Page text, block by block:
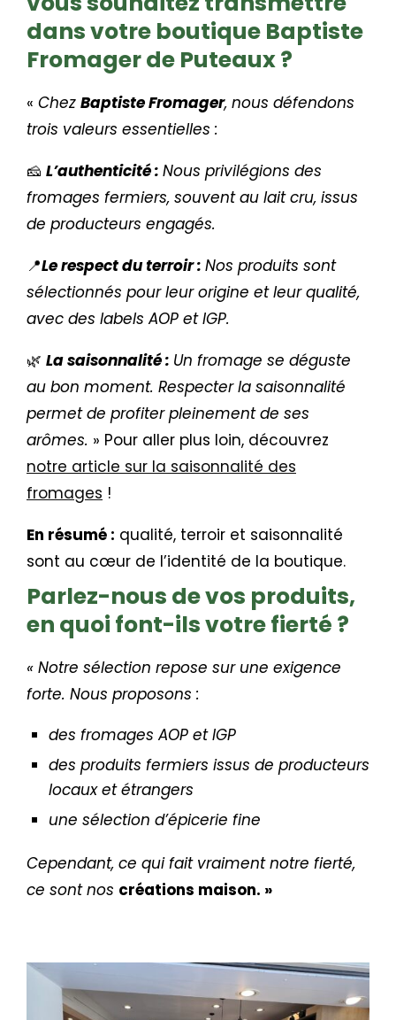
dans votre boutique Baptiste
Fromager de Puteaux ?
« Chez Baptiste Fromager, nous défendons
trois valeurs essentielles :
🧀 L’authenticité : Nous privilégions des
fromages fermiers, souvent au lait cru, issus
de producteurs engagés.
📍Le respect du terroir : Nos produits sont
sélectionnés pour leur origine et leur qualité,
avec des labels AOP et IGP.
🌿 La saisonnalité : Un fromage se déguste
au bon moment. Respecter la saisonnalité
permet de profiter pleinement de ses
arômes. » Pour aller plus loin, découvrez
notre article sur la saisonnalité des
fromages !
En résumé : qualité, terroir et saisonnalité
sont au cœur de l’identité de la boutique.
Parlez-nous de vos produits,
en quoi font-ils votre fierté ?
« Notre sélection repose sur une exigence
forte. Nous proposons :
des fromages AOP et IGP
des produits fermiers issus de producteurs
locaux et étrangers
une sélection d’épicerie fine
Cependant, ce qui fait vraiment notre fierté,
ce sont nos créations maison. »